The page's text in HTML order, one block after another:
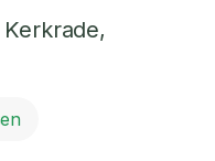
Kerkrade,